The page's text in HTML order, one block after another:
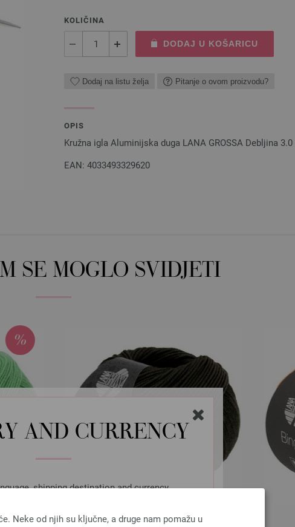
AND CURRENCY
shipping destination and currency.
Neke od njih su ključne, a druge nam pomažu u
KOLIČINA
DODAJ U KOŠARICU
Dodaj na listu želja Pitanje o ovom proizvodu?
OPIS
Kružna igla Aluminijska duga LANA GROSSA Debljina
EAN: 4033493329620
SE MOGLO SVIDJETI
Lana Grossa